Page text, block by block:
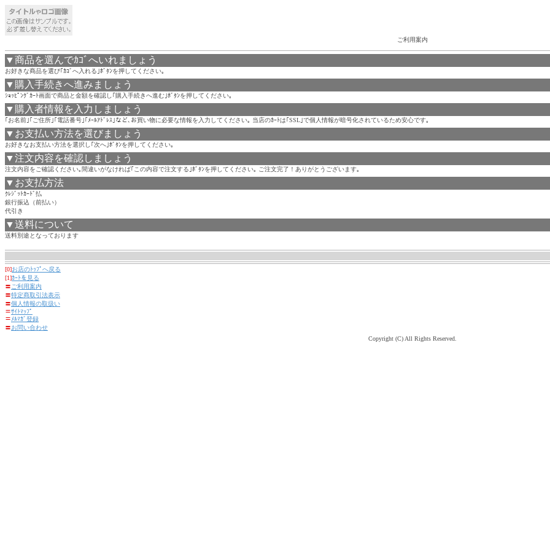
ご利用案内
▼商品を選んでｶｺﾞへいれましょう
お好きな商品を選び｢ｶｺﾞへ入れる｣ﾎﾞﾀﾝを押してください｡
▼購入手続きへ進みましょう
ｼｮｯﾋﾟﾝｸﾞｶｰﾄ画面で商品と金額を確認し｢購入手続きへ進む｣ﾎﾞﾀﾝを押してください｡
▼購入者情報を入力しましょう
｢お名前｣｢ご住所｣｢電話番号｣｢ﾒｰﾙｱﾄﾞﾚｽ｣など､お買い物に必要な情報を入力してください｡ 当店のｶｰﾄは｢SSL｣で個人情報が暗号化されているため安心です｡
▼お支払い方法を選びましょう
お好きなお支払い方法を選択し｢次へ｣ﾎﾞﾀﾝを押してください｡
▼注文内容を確認しましょう
注文内容をご確認ください｡間違いがなければ｢この内容で注文する｣ﾎﾞﾀﾝを押してください｡ ご注文完了！ありがとうございます｡
▼お支払方法
ｸﾚｼﾞｯﾄｶｰﾄﾞ払
銀行振込（前払い）
代引き
▼送料について
送料別途となっております
[0]お店のﾄｯﾌﾟへ戻る
[1]ｶｰﾄを見る
〓 ご利用案内
〓特定商取引法表示
〓個人情報の取扱い
〓ｻｲﾄﾏｯﾌﾟ
〓ﾒﾙﾏｶﾞ登録
〓お問い合わせ
Copyright (C) All Rights Reserved.